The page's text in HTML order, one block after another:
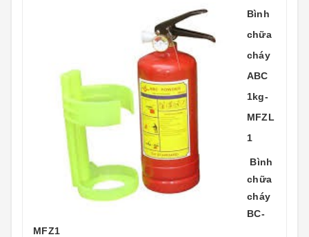
Bình
chữa
cháy
ABC
1kg-
MFZL
1
Bình
chữa
cháy
BC-
MFZ1